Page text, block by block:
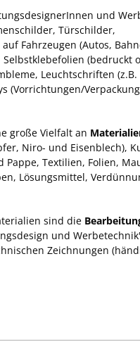
und
Türschilder,
Fahrzeugen (Autos,
(bedruckt
Leuchtschriften (z.B.
(Vorrichtungen/
große Vielfalt an
Niro- und Eisenblech),
Pappe, Textilien, Folien,
Lösungsmittel,
sind die
und
Zeichnungen